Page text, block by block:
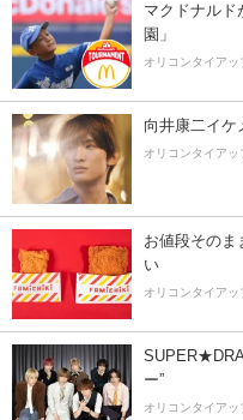
マクドナルド
園」
オリコンタイアッ
向井康二イケ
オリコンタイアッ
お値段そのま
い
オリコンタイアッ
ー”
オリコンタイアッ